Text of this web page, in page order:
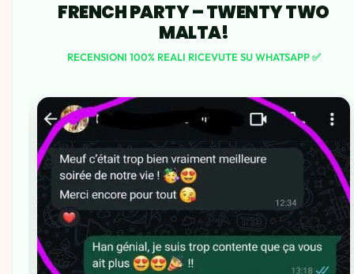
FRENCH PARTY – TWENTY TWO
MALTA!
RECENSIONI 100% REALI RICEVUTE SU WHATSAPP ✅